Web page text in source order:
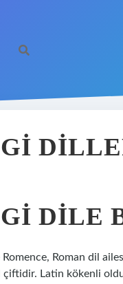
DILE
Roman dil
Latin kökenli